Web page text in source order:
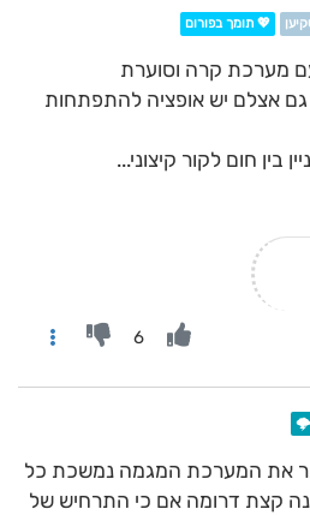
💖 תומך בפורום
גם אצלם יש אופציה להתפתחות
בין חום לקור קיצוני...
6
את המערכת המגמה נמשכת כל
קצת דרומה אם כי התרחיש של